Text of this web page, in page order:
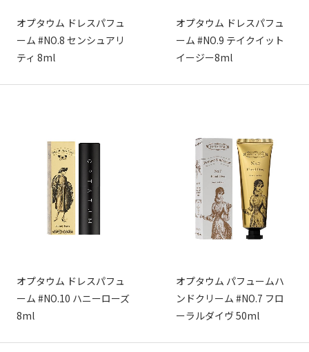
オプタウム ドレスパフュ
ーム #NO.8 センシュアリ
ティ 8ml
オプタウム ドレスパフュ
ーム #NO.9 テイクイット
イージー8ml
オプタウム ドレスパフュ
ーム #NO.10 ハニーローズ
8ml
オプタウム パフュームハ
ンドクリーム #NO.7 フロ
ーラルダイヴ 50ml